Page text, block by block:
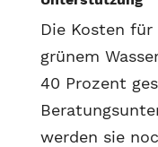
Die Kosten
grünem
40 Prozent
werden sie